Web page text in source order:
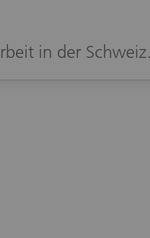
in der Schweiz.